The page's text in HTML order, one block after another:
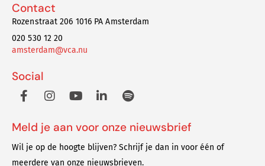
Contact
Rozenstraat 206 1016 PA Amsterdam
020 530 12 20
amsterdam@vca.nu
Social
Meld je aan voor onze nieuwsbrief
Wil je op de hoogte blijven? Schrijf je dan in voor één of
meerdere van onze nieuwsbrieven.